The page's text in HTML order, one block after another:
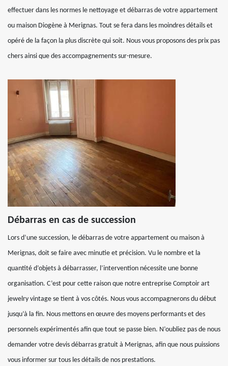
effectuer dans les normes le nettoyage et débarras de votre appartement
ou maison Diogène à Merignas. Tout se fera dans les moindres détails et
opéré de la façon la plus discrète qui soit. Nous vous proposons des prix pas
chers ainsi que des accompagnements sur-mesure.
Débarras en cas de succession
Lors d’une succession, le débarras de votre appartement ou maison à
Merignas, doit se faire avec minutie et précision. Vu le nombre et la
quantité d’objets à débarrasser, l’intervention nécessite une bonne
organisation. C’est pour cette raison que notre entreprise Comptoir art
jewelry vintage se tient à vos côtés. Nous vous accompagnerons du début
jusqu’à la fin. Nous mettons en œuvre des moyens performants et des
personnels expérimentés afin que tout se passe bien. N’oubliez pas de nous
demander votre devis débarras gratuit à Merignas, afin que nous puissions
vous informer sur tous les détails de nos prestations.